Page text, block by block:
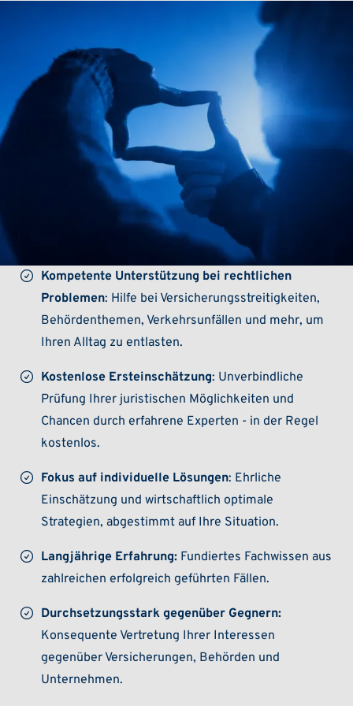
Kompetente Unterstützung bei rechtlichen
Problemen: Hilfe bei Versicherungsstreitigkeiten,
Behördenthemen, Verkehrsunfällen und mehr, um
Ihren Alltag zu entlasten.
Kostenlose Ersteinschätzung: Unverbindliche
Prüfung Ihrer juristischen Möglichkeiten und
Chancen durch erfahrene Experten - in der Regel
kostenlos.
Fokus auf individuelle Lösungen: Ehrliche
Einschätzung und wirtschaftlich optimale
Strategien, abgestimmt auf Ihre Situation.
Langjährige Erfahrung: Fundiertes Fachwissen aus
zahlreichen erfolgreich geführten Fällen.
Durchsetzungsstark gegenüber Gegnern:
Konsequente Vertretung Ihrer Interessen
gegenüber Versicherungen, Behörden und
Unternehmen.